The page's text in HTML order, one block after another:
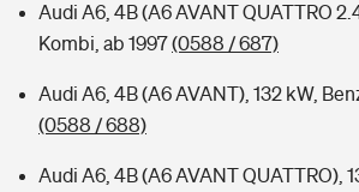
Audi A6, 4B (A6 AVANT QUATTRO
Kombi, ab 1997(0588 / 687)
Audi A6, 4B (A6 AVANT), 132 kW,
(0588 / 688)
Audi A6, 4B (A6 AVANT QUATTRO),